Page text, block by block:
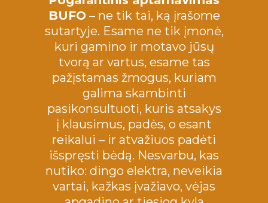
BUFO– ne tik tai, ką įrašome
sutartyje. Esame ne tik įmonė,
kuri gamino ir motavo jūsų
tvorą ar vartus, esame tas
pažįstamas žmogus, kuriam
galima skambinti
pasikonsultuoti, kuris atsakys
į klausimus, padės, o esant
reikalui – ir atvažiuos padėti
išspręsti bėdą. Nesvarbu, kas
nutiko: dingo elektra, neveikia
vartai, kažkas įvažiavo, vėjas